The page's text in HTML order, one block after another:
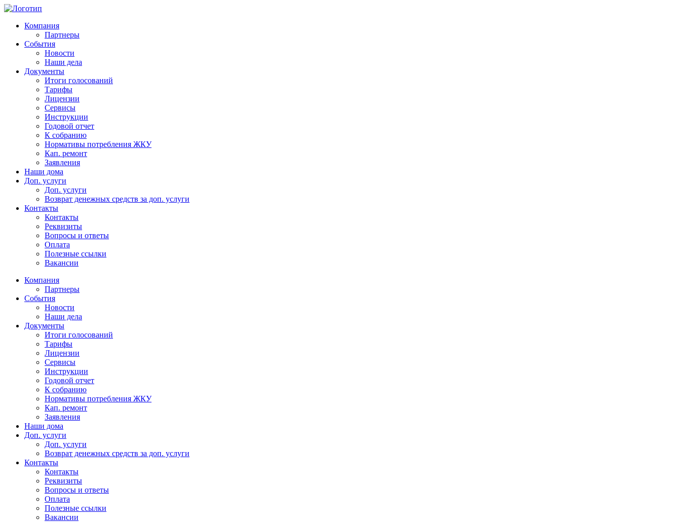
Компания
Партнеры
События
Новости
Наши дела
Документы
Итоги голосований
Тарифы
Лицензии
Сервисы
Инструкции
Годовой отчет
К собранию
Нормативы потребления ЖКУ
Кап. ремонт
Заявления
Наши дома
Доп. услуги
Доп. услуги
Возврат денежных средств за доп. услуги
Контакты
Контакты
Реквизиты
Вопросы и ответы
Оплата
Полезные ссылки
Вакансии
Компания
Партнеры
События
Новости
Наши дела
Документы
Итоги голосований
Тарифы
Лицензии
Сервисы
Инструкции
Годовой отчет
К собранию
Нормативы потребления ЖКУ
Кап. ремонт
Заявления
Наши дома
Доп. услуги
Доп. услуги
Возврат денежных средств за доп. услуги
Контакты
Контакты
Реквизиты
Вопросы и ответы
Оплата
Полезные ссылки
Вакансии